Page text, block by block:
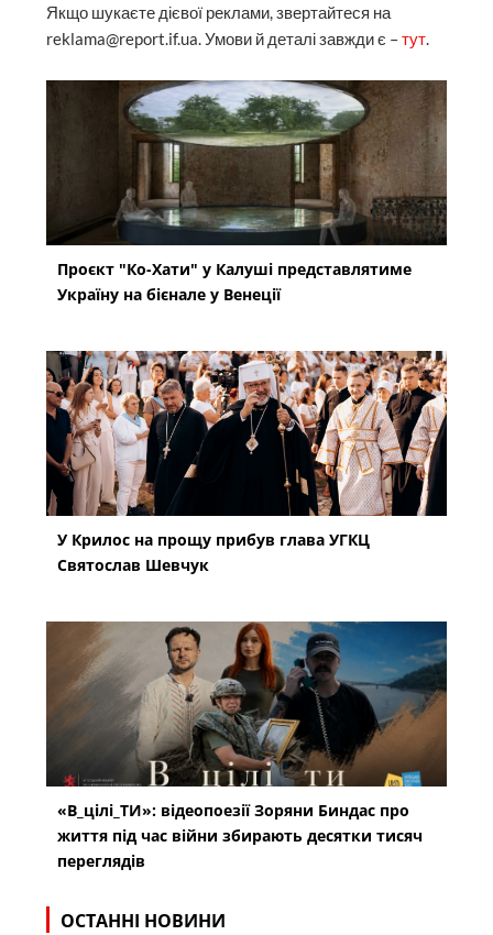
Якщо шукаєте дієвої реклами, звертайтеся на
reklama@report.if.ua. Умови й деталі завжди є –тут.
Проєкт "Ко-Хати" у Калуші представлятиме
Україну на бієнале у Венеції
У Крилос на прощу прибув глава УГКЦ
Святослав Шевчук
«В_цілі_ТИ»: відеопоезії Зоряни Биндас про
життя під час війни збирають десятки тисяч
переглядів
ОСТАННІ НОВИНИ